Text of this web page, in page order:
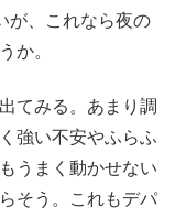
が、これなら夜の
か。
てみる。あまり調
強い不安やふらふ
うまく動かせない
そう。これもデパ